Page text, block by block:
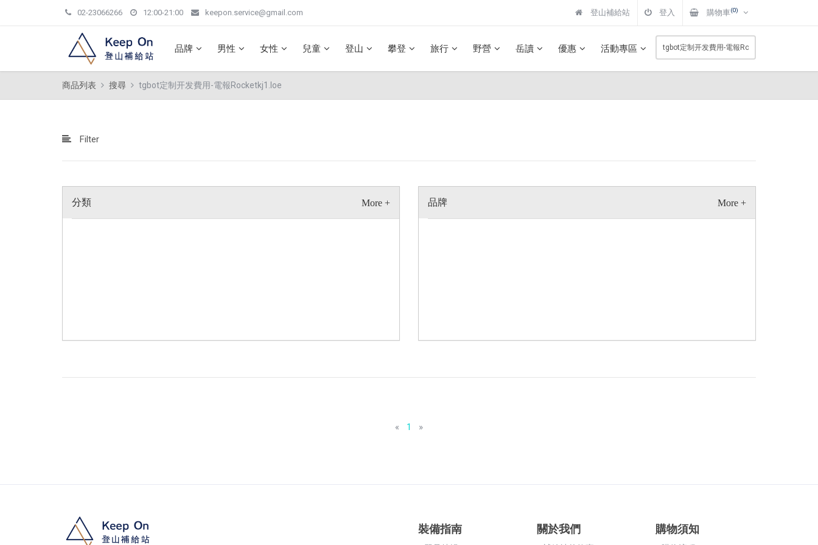
02-23066266 12:00-21:00 keepon.service@gmail.com 登山補給站 登入 購物車(0)
品牌 男性 女性 兒童 登山 攀登 旅行 野營 岳讀 優惠 活動專區
商品列表 搜尋 tgbot定制开发費用-電報Rocketkj1.loe
Filter
分類 品牌
« 1 »
裝備指南 關於我們 購物須知